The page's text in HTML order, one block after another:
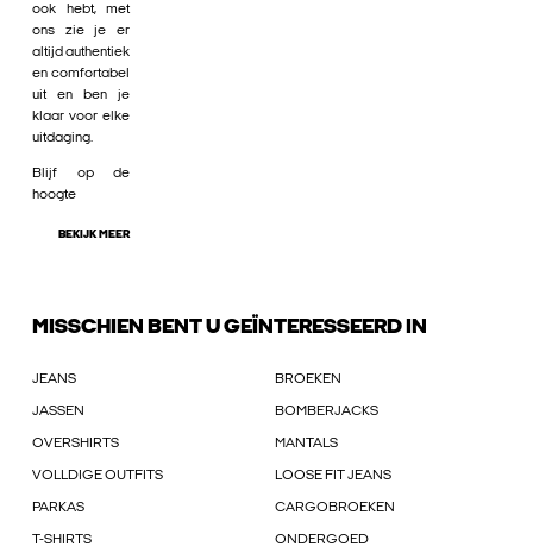
ook hebt, met
ons zie je er
altijd authentiek
en comfortabel
uit en ben je
klaar voor elke
uitdaging.
Blijf op de
hoogte
BEKIJK MEER
MISSCHIEN BENT U GEÏNTERESSEERD IN
JEANS BROEKEN
JASSEN BOMBERJACKS
OVERSHIRTS MANTALS
VOLLDIGE OUTFITS LOOSE FIT JEANS
PARKAS CARGOBROEKEN
T-SHIRTS ONDERGOED